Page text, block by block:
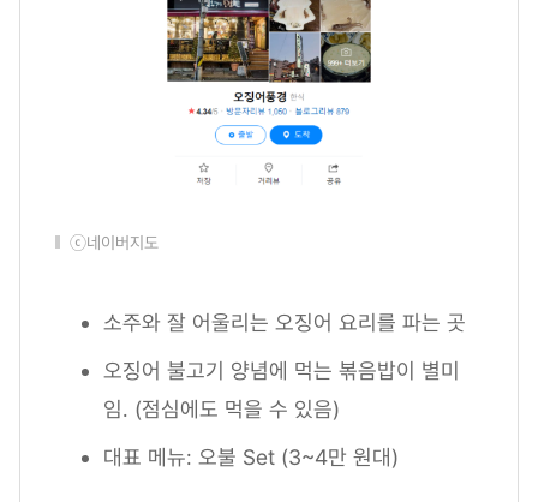
ⓒ네이버지도
소주와 잘 어울리는 오징어 요리를 파는 곳
오징어 불고기 양념에 먹는 볶음밥이 별미
임. (점심에도 먹을 수 있음)
대표 메뉴: 오불 Set (3~4만 원대)